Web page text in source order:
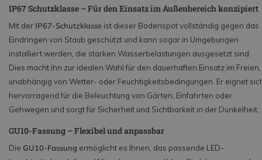
IP67 Schutzklasse – Für den Einsatz im Außenbereich konzipiert
Mit der IP67-Schutzklasse ist dieser Bodenspot vollständig gegen das
Eindringen von Staub geschützt und kann sogar in Umgebungen
installiert werden, die starken Wasserbelastungen ausgesetzt sind.
Dies macht ihn zur idealen Wahl für den dauerhaften Einsatz im Freien,
unabhängig von Wetter- oder Feuchtigkeitsbedingungen. Er eignet
hervorragend für die Beleuchtung von Gärten, Einfahrten oder
Gehwegen und sorgt für Sicherheit und Sichtbarkeit in der Dunkelheit.
GU10-Fassung – Flexibel und anpassbar
Die GU10-Fassung ermöglicht es Ihnen, das passende LED-